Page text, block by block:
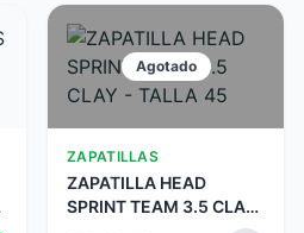
Agotado
ZAPATILLAS
ZAPATILLA HEAD
SPRINT TEAM 3.5 CLAY